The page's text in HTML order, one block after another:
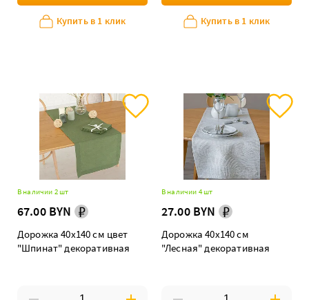
Купить в 1 клик Купить в 1 клик
В наличии 2 шт
67.00 BYN
Дорожка 40х140 см цвет
"Шпинат" декоративная
В наличии 4 шт
27.00 BYN
Дорожка 40х140 см
"Лесная" декоративная